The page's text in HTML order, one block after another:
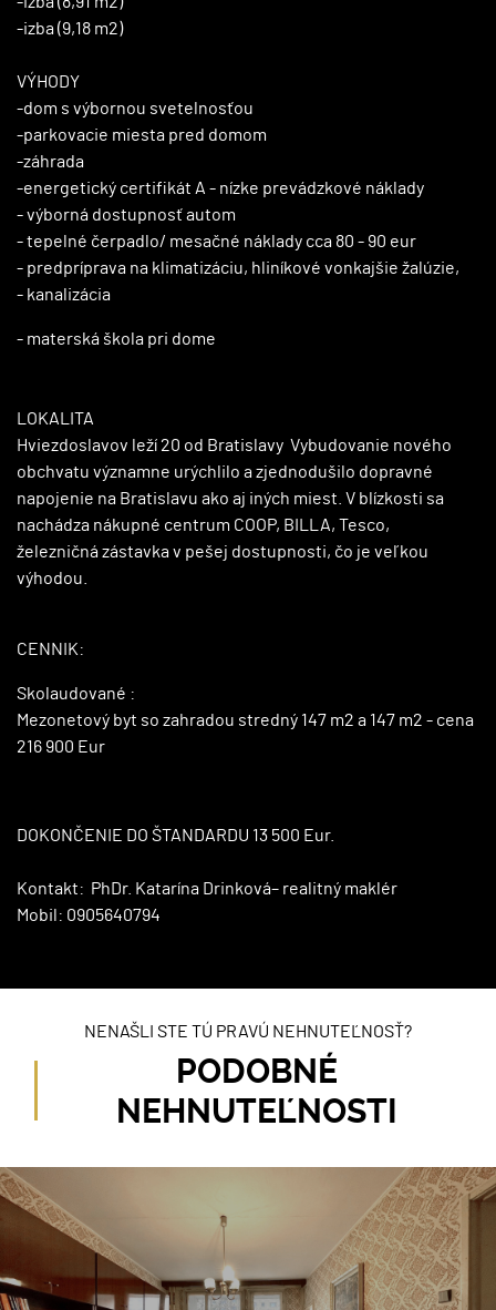
-izba (9,18 m2)
VÝHODY
-dom s výbornou svetelnosťou
-parkovacie miesta pred domom
-záhrada
-energetický certifikát A - nízke prevádzkové náklady
- výborná dostupnosť autom
- tepelné čerpadlo/ mesačné náklady cca 80 - 90 eur
- predpríprava na klimatizáciu, hliníkové vonkajšie žalúzie,
- kanalizácia
- materská škola pri dome
LOKALITA
Hviezdoslavov leží 20 od Bratislavy Vybudovanie nového
obchvatu významne urýchlilo a zjednodušilo dopravné
napojenie na Bratislavu ako aj iných miest. V blízkosti sa
nachádza nákupné centrum COOP, BILLA, Tesco,
železničná zástavka v pešej dostupnosti, čo je veľkou
výhodou.
CENNIK:
Skolaudované :
Mezonetový byt so zahradou stredný 147 m2 a 147 m2 - cena
216 900 Eur
DOKONČENIE DO ŠTANDARDU 13 500 Eur.
Kontakt: PhDr. Katarína Drinková– realitný maklér
Mobil: 0905640794
NENAŠLI STE TÚ PRAVÚ NEHNUTEĽNOSŤ?
PODOBNÉ
NEHNUTEĽNOSTI